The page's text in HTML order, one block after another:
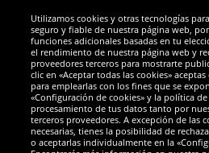
Socios y seguridad
Utilizamos cookies y otras tecnologías
seguro y fiable de nuestra página web,
funciones adicionales basadas en tu
el rendimiento de nuestra página web y
proveedores terceros para mostrarte
clic en «Aceptar todas las cookies»
para emplearlas con los fines que se
«Configuración de cookies» y la política
procesamiento de tus datos tanto por
terceros proveedores. A excepción de las
necesarias, tienes la posibilidad de
o aceptarlas individualmente en la